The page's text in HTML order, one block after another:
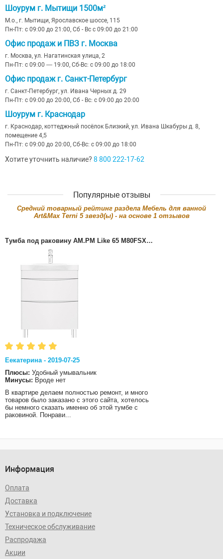
Шоурум г. Мытищи 1500м²
М.о., г. Мытищи, Ярославское шоссе, 115
Пн-Пт: с 09:00 до 21:00, Сб - Вс с 09:00 до 21:00
Офис продаж и ПВЗ г. Москва
г. Москва, ул. Нагатинская улица, 2
Пн-Пт: с 09:00 — 19:00, Сб-Вс: с 09:00 до 18:00
Офис продаж г. Санкт-Петербург
г. Санкт-Петербург, ул. Ивана Черных д. 29
Пн-Пт: с 09:00 до 20:00, Сб - Вс: с 09:00 до 20:00
Шоурум г. Краснодар
г. Краснодар, коттеджный посёлок Близкий, ул. Ивана Шкабуры д. 8,
помещение 4,5
Пн-Пт: с 09:00 до 20:00, Сб-Вс: с 09:00 до 18:00
Хотите уточнить наличие? 8 800 222-17-62
Популярные отзывы
Cредний товарный рейтинг раздела Мебель для ванной
Art&Max Terni 5звезд(ы) - на основе 1отзывов
Тумба под раковину AM.PM Like 65 M80FSX06...
Eекатерина - 2019-07-25
Плюсы: Удобный умывальник
Минусы: Вроде нет
В квартире делаем полностью ремонт, и много
товаров было заказано с этого сайта, хотелось
бы немного сказать именно об этой тумбе с
раковиной. Понрави...
Информация
Оплата
Доставка
Установка и подключение
Техническое обслуживание
Распродажа
Акции